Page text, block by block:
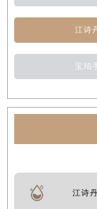
江诗
宝珀
江诗